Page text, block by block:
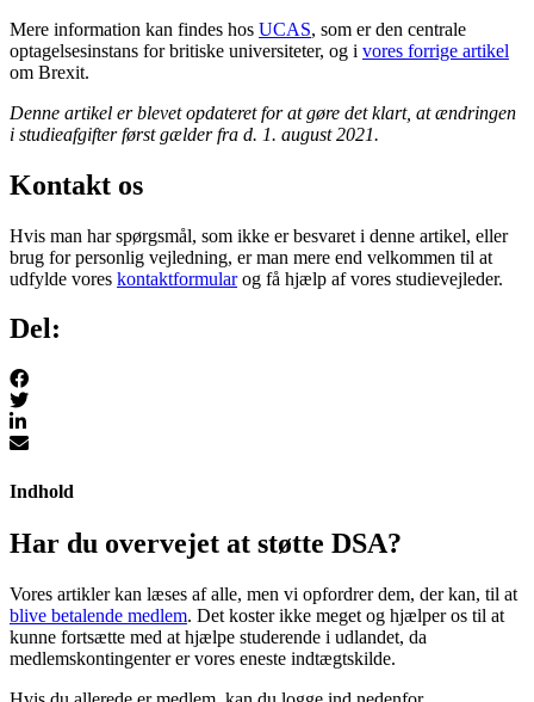
Mere information kan findes hos UCAS, som er den centrale
optagelsesinstans for britiske universiteter, og i vores forrige artikel
om Brexit.
Denne artikel er blevet opdateret for at gøre det klart, at ændringen
i studieafgifter først gælder fra d. 1. august 2021.
Kontakt os
Hvis man har spørgsmål, som ikke er besvaret i denne artikel, eller
brug for personlig vejledning, er man mere end velkommen til at
udfylde vores kontaktformularog få hjælp af vores studievejleder.
Del:
Indhold
Har du overvejet at støtte DSA?
Vores artikler kan læses af alle, men vi opfordrer dem, der kan, til at
blive betalende medlem. Det koster ikke meget og hjælper os til at
kunne fortsætte med at hjælpe studerende i udlandet, da
medlemskontingenter er vores eneste indtægtskilde.